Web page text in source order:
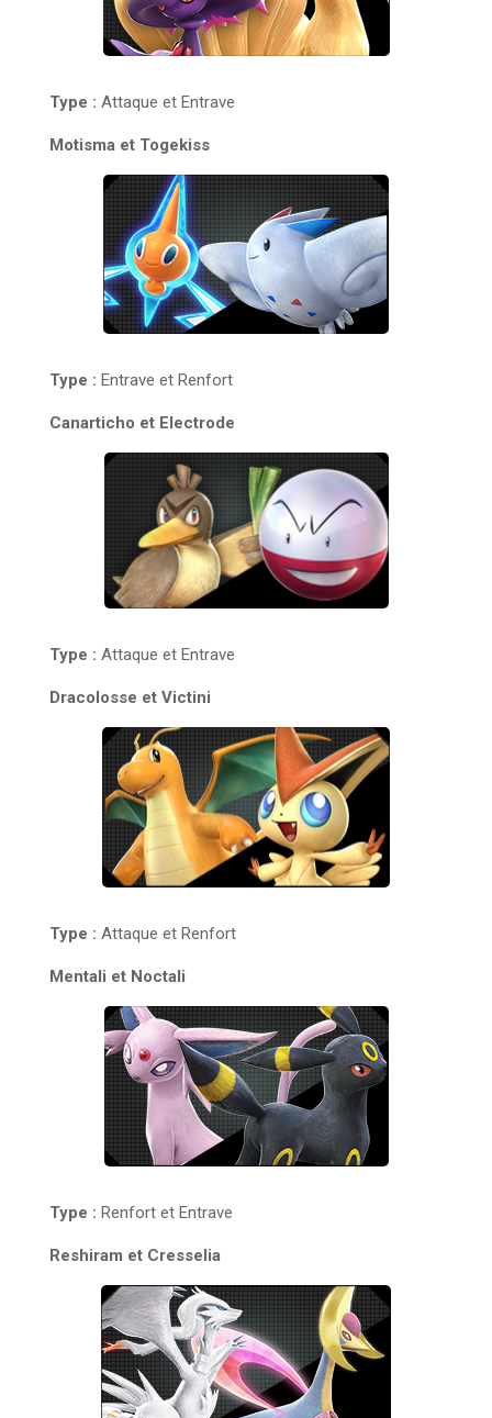
Type : Attaque et Entrave
Motisma et Togekiss
Type : Entrave et Renfort
Canarticho et Electrode
Type : Attaque et Entrave
Dracolosse et Victini
Type : Attaque et Renfort
Mentali et Noctali
Type : Renfort et Entrave
Reshiram et Cresselia